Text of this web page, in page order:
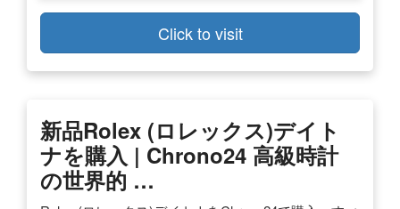
Click to visit
新品Rolex (ロレックス)デイト
ナを購入 | Chrono24 高級時計
の世界的 …